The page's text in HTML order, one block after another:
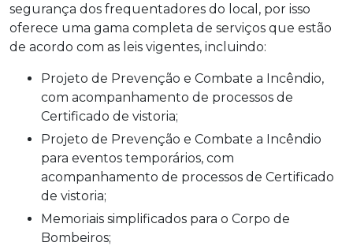
segurança dos frequentadores do local, por isso
oferece uma gama completa de serviços que estão
de acordo com as leis vigentes, incluindo:
Projeto de Prevenção e Combate a Incêndio,
com acompanhamento de processos de
Certificado de vistoria;
Projeto de Prevenção e Combate a Incêndio
para eventos temporários, com
acompanhamento de processos de Certificado
de vistoria;
Memoriais simplificados para o Corpo de
Bombeiros;